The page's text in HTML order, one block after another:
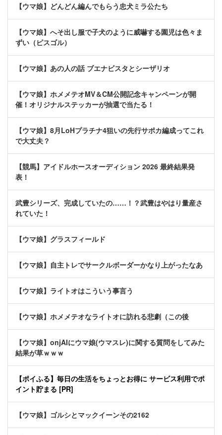
【ウマ娘】どんどん編んでもらう忠犬ミラ公たち
【ウマ娘】へそ出し服で子犬のように威嚇する園児は色々ま
ずい（ピスゴル）
【ウマ娘】あの人の話 ブエナビスタとシーザリオ
【ウマ娘】ホメメテオMV＆CM公開記念キャンペーンが開
催！オリジナルステッカーが抽選で当たる！
【ウマ娘】8月LoHプラチナ4狙いの先行サポカ編成ってこれ
で大丈夫？
【競馬】アイドルホースオーディション 2026 最終結果発
表！
武豊シリーズ、完成していたの……！？武豊はやはり量産さ
れていた！
【ウマ娘】グラスフィールド
【ウマ娘】自主トレでサークルボーダーかなり上がったなあ
【ウマ娘】ライトオはこういう事言う
【ウマ娘】ホメメテオなライトオに訪れる悲劇（この後
【ウマ娘】onjAIにウマ娘(ウマスレ)に関する質問をしてみた
結果が草ｗｗｗ
【ポイふる】毎日の生活をちょっとお得に サービス利用でポ
イント貯まる [PR]
【ウマ娘】ゴルシとマックイーンその2162